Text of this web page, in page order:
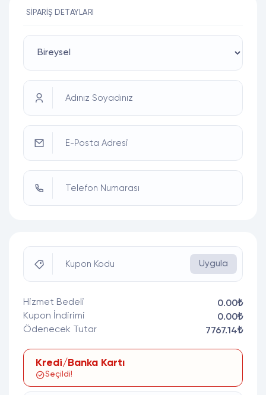
SIPARIŞ DETAYLARI
Adınız Soyadınız
E-Posta Adresi
Telefon Numarası
Kupon Kodu Uygula
Hizmet Bedeli
0.00₺
Kupon İndirimi
0.00₺
Ödenecek Tutar
7767.14₺
Kredi/Banka Kartı
Seçildi!